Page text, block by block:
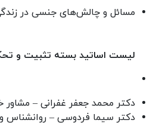
مسائل و چالش‌های جنسی در
لیست اساتید بسته تثبیت و
دکتر محمد جعفر غفرانی – مشاور
دکتر سیما فردوسی – روانشناس و